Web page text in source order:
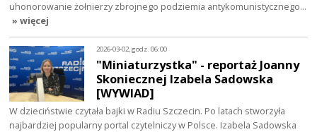
uhonorowanie żołnierzy zbrojnego podziemia antykomunistycznego…
» więcej
2026-03-02, godz. 06:00
"Miniaturzystka" - reportaż Joanny
Skoniecznej Izabela Sadowska
[WYWIAD]
W dzieciństwie czytała bajki w Radiu Szczecin. Po latach stworzyła
najbardziej popularny portal czytelniczy w Polsce. Izabela Sadowska